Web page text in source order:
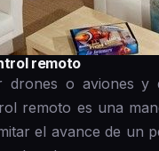
remoto
drones o aviones y
remoto es una
el avance de un